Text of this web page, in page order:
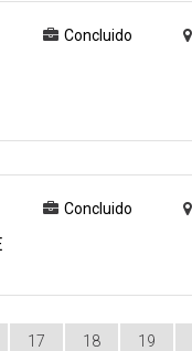
Concluido
Concluido
17 18 19